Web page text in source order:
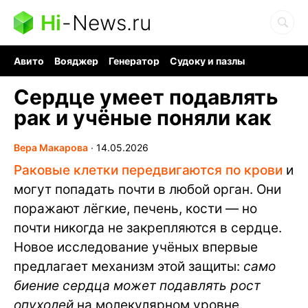
Hi-News.ru
Авито Вояджер Генератор
Судоку и пазлы
Сердце умеет подавлять
рак и учёные поняли как
Вера Макарова ∙ 14.05.2026
Раковые клетки передвигаются по крови и
могут попадать почти в любой орган. Они
поражают лёгкие, печень, кости — но
почти никогда не закрепляются в сердце.
Новое исследование учёных впервые
предлагает механизм этой защиты: само
биение сердца может подавлять рост